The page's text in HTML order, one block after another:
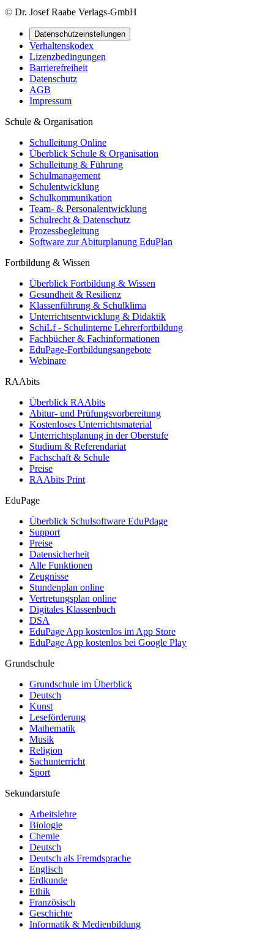
© Dr. Josef Raabe Verlags-GmbH
Datenschutzeinstellungen
Verhaltenskodex
Lizenzbedingungen
Barrierefreiheit
Datenschutz
AGB
Impressum
Schule & Organisation
Schulleitung Online
Überblick Schule & Organisation
Schulleitung & Führung
Schulmanagement
Schulentwicklung
Schulkommunikation
Team- & Personalentwicklung
Schulrecht & Datenschutz
Prozessbegleitung
Software zur Abiturplanung EduPlan
Fortbildung & Wissen
Überblick Fortbildung & Wissen
Gesundheit & Resilienz
Klassenführung & Schulklima
Unterrichtsentwicklung & Didaktik
SchiLf - Schulinterne Lehrerfortbildung
Fachbücher & Fachinformationen
EduPage-Fortbildungsangebote
Webinare
RAAbits
Überblick RAAbits
Abitur- und Prüfungsvorbereitung
Kostenloses Unterrichtsmaterial
Unterrichtsplanung in der Oberstufe
Studium & Referendariat
Fachschaft & Schule
Preise
RAAbits Print
EduPage
Überblick Schulsoftware EduPdage
Support
Preise
Datensicherheit
Alle Funktionen
Zeugnisse
Stundenplan online
Vertretungsplan online
Digitales Klassenbuch
DSA
EduPage App kostenlos im App Store
EduPage App kostenlos bei Google Play
Grundschule
Grundschule im Überblick
Deutsch
Kunst
Leseförderung
Mathematik
Musik
Religion
Sachunterricht
Sport
Sekundarstufe
Arbeitslehre
Biologie
Chemie
Deutsch
Deutsch als Fremdsprache
Englisch
Erdkunde
Ethik
Französisch
Geschichte
Informatik & Medienbildung